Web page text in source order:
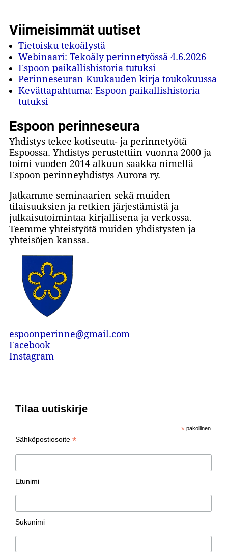
Viimeisimmät uutiset
Tietoisku tekoälystä
Webinaari: Tekoäly perinnetyössä 4.6.2026
Espoon paikallishistoria tutuksi
Perinneseuran Kuukauden kirja toukokuussa
Kevättapahtuma: Espoon paikallishistoria
tutuksi
Espoon perinneseura
Yhdistys tekee kotiseutu- ja perinnetyötä
Espoossa. Yhdistys perustettiin vuonna 2000 ja
toimi vuoden 2014 alkuun saakka nimellä
Espoon perinneyhdistys Aurora ry.
Jatkamme seminaarien sekä muiden
tilaisuuksien ja retkien järjestämistä ja
julkaisutoimintaa kirjallisena ja verkossa.
Teemme yhteistyötä muiden yhdistysten ja
yhteisöjen kanssa.
espoonperinne@gmail.com
Facebook
Instagram
Tilaa uutiskirje
* pakollinen
Sähköpostiosoite*
Etunimi
Sukunimi